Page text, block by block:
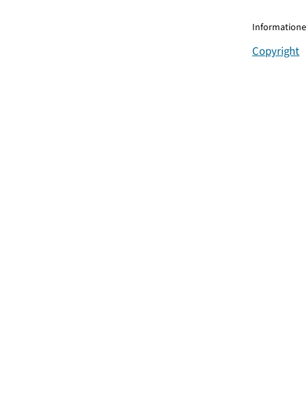
Copyright